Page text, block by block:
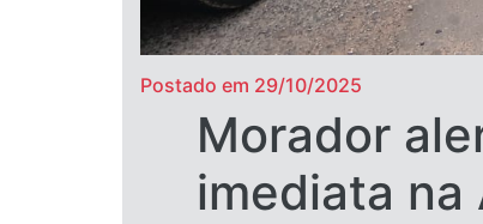
Postado em 29/10/2025
Morador
imediata na